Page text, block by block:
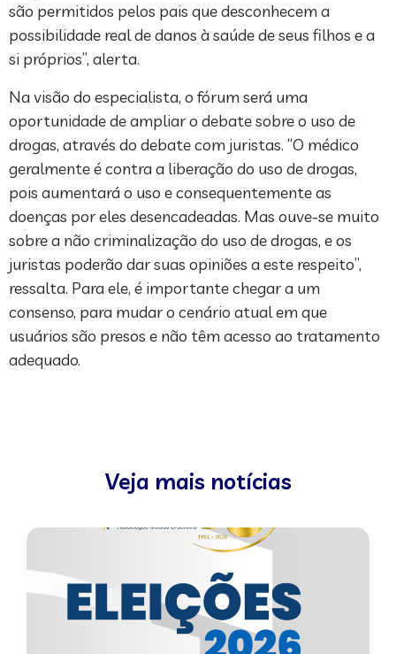
são permitidos pelos pais que desconhecem a
possibilidade real de danos à saúde de seus filhos e a
si próprios”, alerta.
Na visão do especialista, o fórum será uma
oportunidade de ampliar o debate sobre o uso de
drogas, através do debate com juristas. “O médico
geralmente é contra a liberação do uso de drogas,
pois aumentará o uso e consequentemente as
doenças por eles desencadeadas. Mas ouve-se muito
sobre a não criminalização do uso de drogas, e os
juristas poderão dar suas opiniões a este respeito”,
ressalta. Para ele, é importante chegar a um
consenso, para mudar o cenário atual em que
usuários são presos e não têm acesso ao tratamento
adequado.
Veja mais notícias